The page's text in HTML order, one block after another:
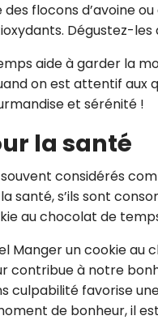
flocons d’avoine
Dégustez-
aide à garder la
on est attentif aux
et sérénité !
la santé
considérés
santé, s’ils sont
au chocolat de
Manger un cookie au
contribue à notre
culpabilité favorise
de bonheur, il